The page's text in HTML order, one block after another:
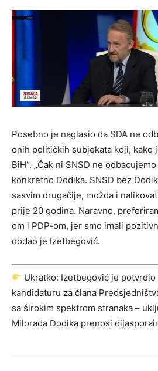
Posebno je naglasio da SDA ne
onih političkih subjekata koji, kako
BiH“. „Čak ni SNSD ne
konkretno Dodika. SNSD bez
sasvim drugačije, možda i
prije 20 godina. Naravno,
om i PDP-om, jer smo imali
dodao je Izetbegović.
Ukratko: Izetbegović je
kandidaturu za člana
sa širokim spektrom stranaka –
Milorada Dodika prenosi